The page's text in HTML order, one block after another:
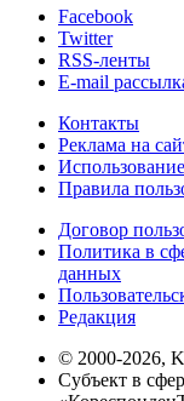
Facebook
Twitter
RSS-ленты
E-mail
Контакты
Реклама на
Правила
Договор
Политика в
данных
Редакция
© 2000-2026,
Субъект в